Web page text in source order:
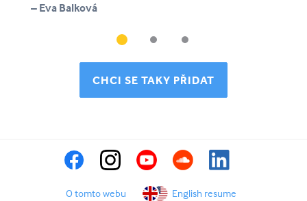
– Eva Balková
CHCI SE TAKY PŘIDAT
O tomto webu English resume